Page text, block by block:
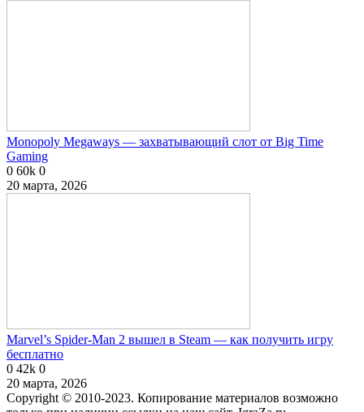
Monopoly Megaways — захватывающий слот от Big Time
Gaming
0 60k 0
20 марта, 2026
Marvel’s Spider-Man 2 вышел в Steam — как получить игру
бесплатно
0 42k 0
20 марта, 2026
Copyright © 2010-2023. Копирование материалов возможно